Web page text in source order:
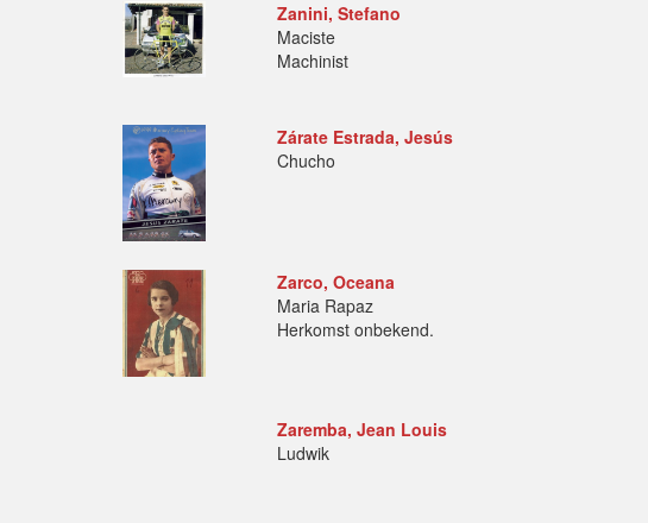
Zanini, Stefano
Maciste
Machinist
Zárate Estrada, Jesús
Chucho
Zarco, Oceana
Maria Rapaz
Herkomst onbekend.
Zaremba, Jean Louis
Ludwik